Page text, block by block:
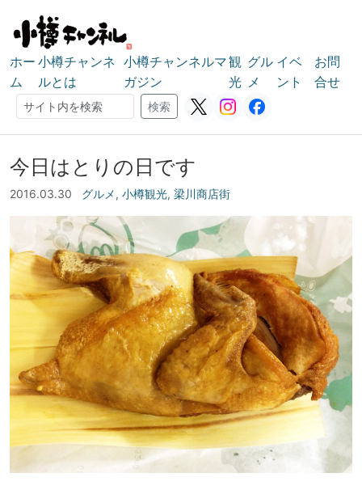
ホー
ム
小樽チャンネ
ルとは
小樽チャンネルマ
ガジン
観
光
グル
メ
イベ
ント
お問
合せ
検索
検索
今日はとりの日です
2016.03.30 グルメ, 小樽観光, 梁川商店街